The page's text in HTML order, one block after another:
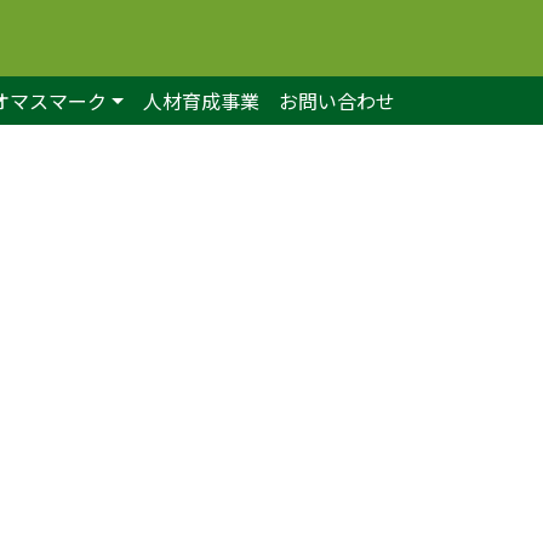
マスマーク 人材育成事業 お問い合わせ